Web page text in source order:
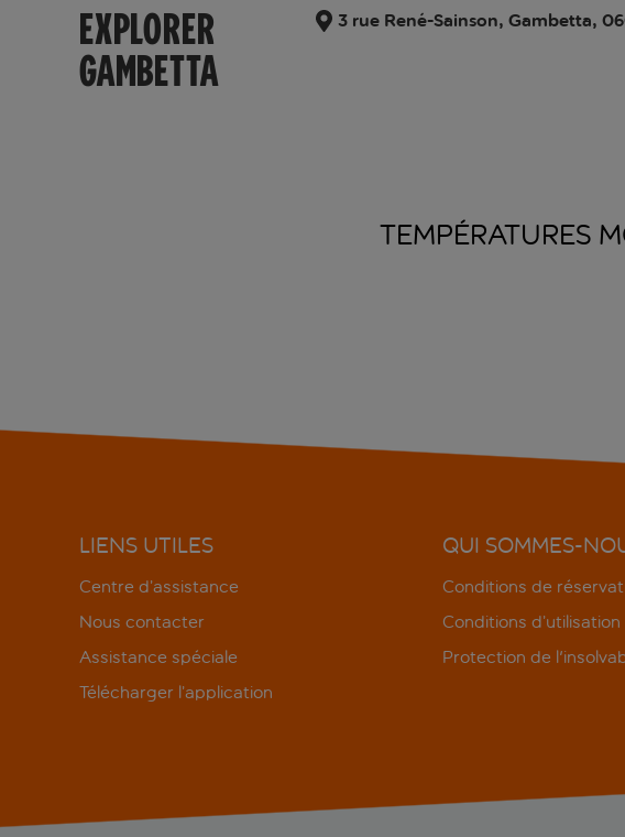
EXPLORER
GAMBETTA
3 rue René-Sainson, Gambetta,
TEMPÉRATURES
LIENS UTILES
Centre d’assistance
Nous contacter
Assistance spéciale
Télécharger l’application
QUI SOMMES-
Conditions de
Conditions d’utilisation
Protection de